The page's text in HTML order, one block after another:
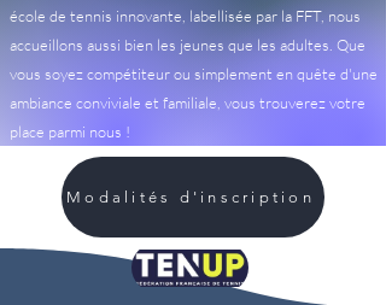
école de tennis innovante, labellisée par la FFT, nous
accueillons aussi bien les jeunes que les adultes. Que
vous soyez compétiteur ou simplement en quête d'une
ambiance conviviale et familiale, vous trouverez votre
place parmi nous !
Modalités d'inscription